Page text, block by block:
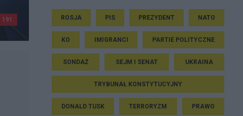
191 ROSJA PIS PREZYDENT NATO
KO IMIGRANCI PARTIE POLITYCZNE
SONDAŻ SEJM I SENAT UKRAINA
TRYBUNAŁ KONSTYTUCYJNY
DONALD TUSK TERRORYZM PRAWO